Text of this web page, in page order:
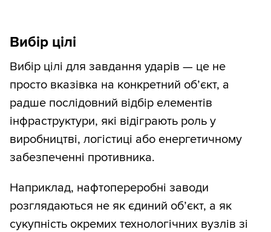
Вибір цілі
Вибір цілі для завдання ударів — це не
просто вказівка на конкретний об’єкт, а
радше послідовний відбір елементів
інфраструктури, які відіграють роль у
виробництві, логістиці або енергетичному
забезпеченні противника.
Наприклад, нафтопереробні заводи
розглядаються не як єдиний об’єкт, а як
сукупність окремих технологічних вузлів зі